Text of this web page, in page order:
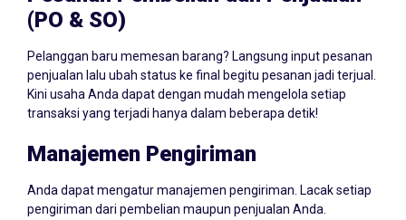
(PO & SO)
Pelanggan baru memesan barang? Langsung input pesanan
penjualan lalu ubah status ke final begitu pesanan jadi terjual.
Kini usaha Anda dapat dengan mudah mengelola setiap
transaksi yang terjadi hanya dalam beberapa detik!
Manajemen Pengiriman
Anda dapat mengatur manajemen pengiriman. Lacak setiap
pengiriman dari pembelian maupun penjualan Anda.